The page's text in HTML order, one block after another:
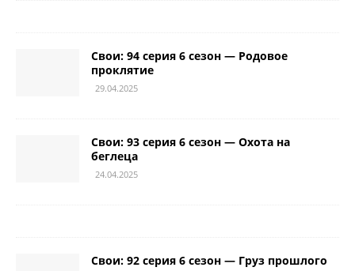
Свои: 94 серия 6 сезон — Родовое
проклятие
29.04.2025
Свои: 93 серия 6 сезон — Охота на
беглеца
24.04.2025
Свои: 92 серия 6 сезон — Груз прошлого